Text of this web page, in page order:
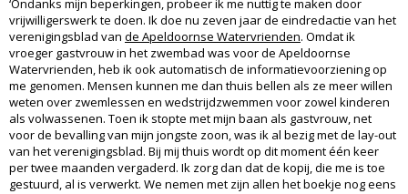
‘Ondanks mijn beperkingen, probeer ik me nuttig te maken door
vrijwilligerswerk te doen. Ik doe nu zeven jaar de eindredactie van het
verenigingsblad van de Apeldoornse Watervrienden. Omdat ik
vroeger gastvrouw in het zwembad was voor de Apeldoornse
Watervrienden, heb ik ook automatisch de informatievoorziening op
me genomen. Mensen kunnen me dan thuis bellen als ze meer willen
weten over zwemlessen en wedstrijdzwemmen voor zowel kinderen
als volwassenen. Toen ik stopte met mijn baan als gastvrouw, net
voor de bevalling van mijn jongste zoon, was ik al bezig met de lay-out
van het verenigingsblad. Bij mij thuis wordt op dit moment één keer
per twee maanden vergaderd. Ik zorg dan dat de kopij, die me is toe
gestuurd, al is verwerkt. We nemen met zijn allen het boekje nog eens